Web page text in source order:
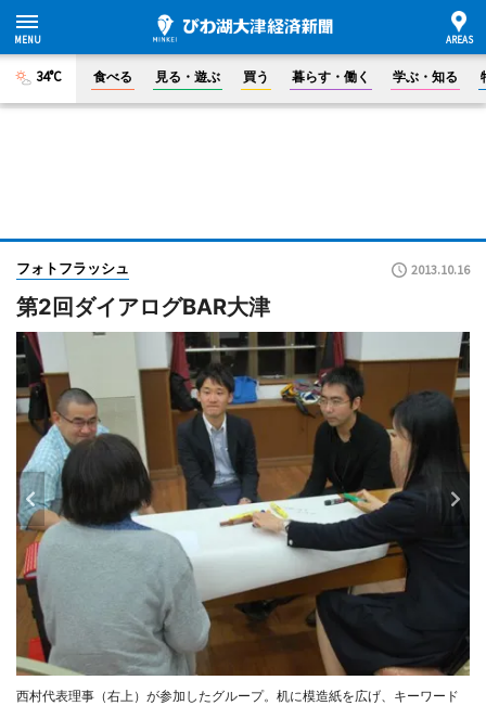
34°C 食べる 見る・遊ぶ 買う 暮らす・働く 学ぶ・知る
フォトフラッシュ 2013.10.16
第2回ダイアログBAR大津
西村代表理事（右上）が参加したグループ。机に模造紙を広げ、キーワード